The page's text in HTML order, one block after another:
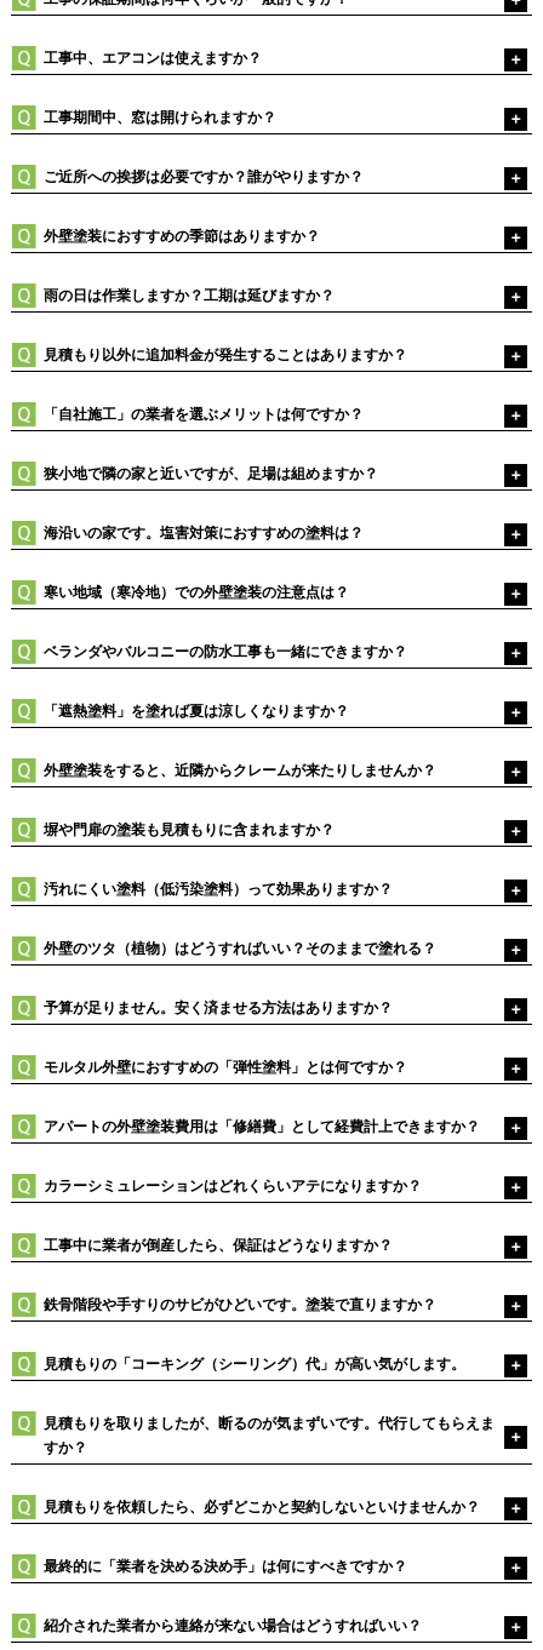
工事中、エアコンは使えますか？
工事期間中、窓は開けられますか？
ご近所への挨拶は必要ですか？誰がやりますか？
外壁塗装におすすめの季節はありますか？
雨の日は作業しますか？工期は延びますか？
見積もり以外に追加料金が発生することはありますか？
「自社施工」の業者を選ぶメリットは何ですか？
狭小地で隣の家と近いですが、足場は組めますか？
海沿いの家です。塩害対策におすすめの塗料は？
寒い地域（寒冷地）での外壁塗装の注意点は？
ベランダやバルコニーの防水工事も一緒にできますか？
「遮熱塗料」を塗れば夏は涼しくなりますか？
外壁塗装をすると、近隣からクレームが来たりしませんか？
塀や門扉の塗装も見積もりに含まれますか？
汚れにくい塗料（低汚染塗料）って効果ありますか？
外壁のツタ（植物）はどうすればいい？そのままで塗れる？
予算が足りません。安く済ませる方法はありますか？
モルタル外壁におすすめの「弾性塗料」とは何ですか？
アパートの外壁塗装費用は「修繕費」として経費計上できますか？
カラーシミュレーションはどれくらいアテになりますか？
工事中に業者が倒産したら、保証はどうなりますか？
鉄骨階段や手すりのサビがひどいです。塗装で直りますか？
見積もりの「コーキング（シーリング）代」が高い気がします。
見積もりを取りましたが、断るのが気まずいです。代行してもらえま
すか？
見積もりを依頼したら、必ずどこかと契約しないといけませんか？
最終的に「業者を決める決め手」は何にすべきですか？
紹介された業者から連絡が来ない場合はどうすればいい？